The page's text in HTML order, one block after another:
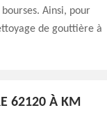
Ainsi, pour
de gouttière à
62120 À KM